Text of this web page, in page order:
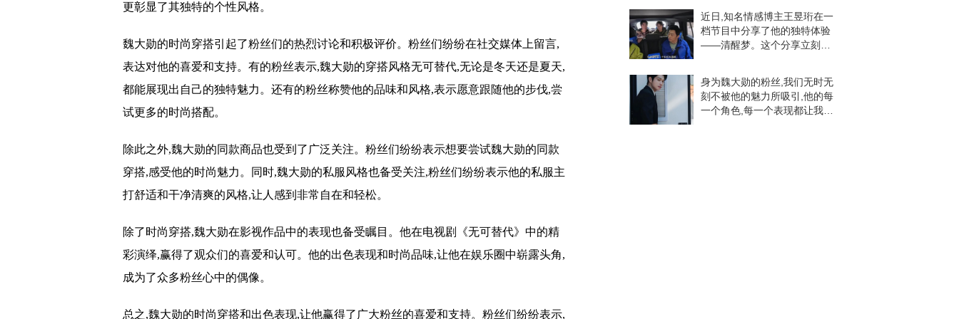
更彰显了其独特的个性风格。
魏大勋的时尚穿搭引起了粉丝们的热烈讨论和积极评价。粉丝们纷纷在社交媒体上留言,
表达对他的喜爱和支持。有的粉丝表示,魏大勋的穿搭风格无可替代,无论是冬天还是夏天,
都能展现出自己的独特魅力。还有的粉丝称赞他的品味和风格,表示愿意跟随他的步伐,尝
试更多的时尚搭配。
除此之外,魏大勋的同款商品也受到了广泛关注。粉丝们纷纷表示想要尝试魏大勋的同款
穿搭,感受他的时尚魅力。同时,魏大勋的私服风格也备受关注,粉丝们纷纷表示他的私服主
打舒适和干净清爽的风格,让人感到非常自在和轻松。
除了时尚穿搭,魏大勋在影视作品中的表现也备受瞩目。他在电视剧《无可替代》中的精
彩演绎,赢得了观众们的喜爱和认可。他的出色表现和时尚品味,让他在娱乐圈中崭露头角,
成为了众多粉丝心中的偶像。
总之,魏大勋的时尚穿搭和出色表现,让他赢得了广大粉丝的喜爱和支持。粉丝们纷纷表示,
魏大勋,一个令人瞩目的明星,他
的每一部作品
近日,知名情感博主王昱珩在一
档节目中分享了他的独特体验
——清醒梦。这个分享立刻引
奥秘,并了解大众对此类梦境的
体验和看法。清醒梦
身为魏大勋的粉丝,我们无时无
刻不被他的魅力所吸引,他的每
一个角色,每一个表现都让我们